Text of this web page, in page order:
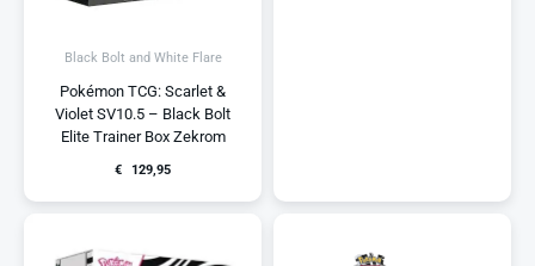
Black Bolt and White Flare
Pokémon TCG: Scarlet &
Violet SV10.5 – Black Bolt
Elite Trainer Box Zekrom
€ 129,95